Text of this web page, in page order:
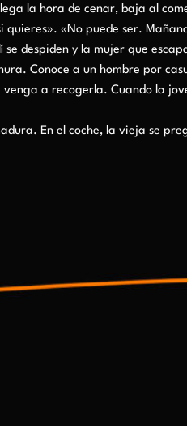
la hora de cenar, baja al
«No puede ser.
despiden y la mujer que
Conoce a un hombre por
a recogerla. Cuando la
En el coche, la vieja se